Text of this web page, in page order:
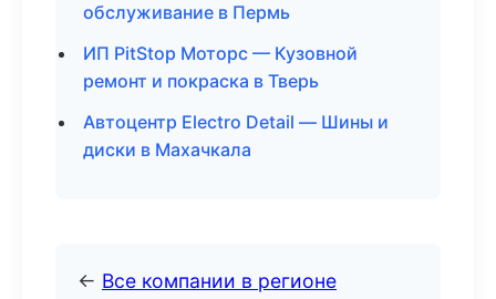
обслуживание в Пермь
ИП PitStop Моторс — Кузовной
ремонт и покраска в Тверь
Автоцентр Electro Detail — Шины и
диски в Махачкала
← Все компании в регионе